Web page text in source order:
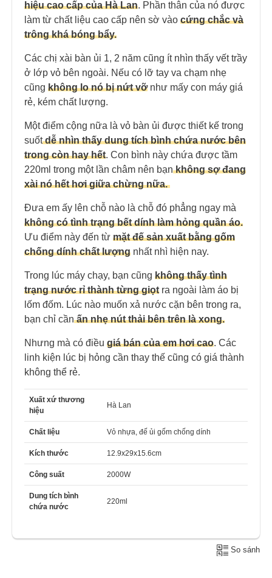
hiệu cao cấp của Hà Lan. Phần thân của nó được
làm từ chất liệu cao cấp nên sờ vào cứng chắc và
trông khá bóng bẩy.
Các chị xài bàn ủi 1, 2 năm cũng ít nhìn thấy vết trầy
ở lớp vỏ bên ngoài. Nếu có lỡ tay va chạm nhẹ
cũng không lo nó bị nứt vỡnhư mấy con máy giá
rẻ, kém chất lượng.
Một điểm cộng nữa là vỏ bàn ủi được thiết kế trong
suốtdễ nhìn thấy dung tích bình chứa nước bên
trong còn hay hết. Con bình này chứa được tầm
220ml trong một lần châm nên bạnkhông sợ đang
xài nó hết hơi giữa chừng nữa.
Đưa em ấy lên chỗ nào là chỗ đó phẳng ngay mà
không có tình trạng bết dính làm hỏng quần áo.
Ưu điểm này đến từ mặt đế sản xuất bằng gốm
chống dính chất lượng nhất nhì hiện nay.
Trong lúc máy chạy, bạn cũng không thấy tình
trạng nước rỉ thành từng giọt ra ngoài làm áo bị
lốm đốm. Lúc nào muốn xả nước cặn bên trong ra,
bạn chỉ cầnấn nhẹ nút thải bên trên là xong.
Nhưng mà có điều giá bán của em hơi cao. Các
linh kiện lúc bị hỏng cần thay thế cũng có giá thành
không thể rẻ.
Xuất xứ thương
hiệu
Hà Lan
Chất liệu Vỏ nhựa, đế ủi gốm chống dính
Kích thước 12.9x29x15.6cm
Công suất 2000W
Dung tích bình
chứa nước
220ml
So sánh